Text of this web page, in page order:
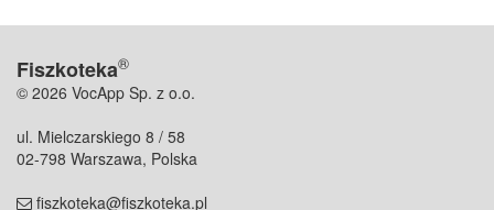
Fiszkoteka®
© 2026 VocApp Sp. z o.o.
ul. Mielczarskiego 8 / 58
02-798 Warszawa, Polska
fiszkoteka@fiszkoteka.pl